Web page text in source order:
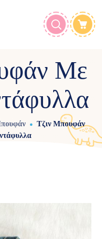
Με
Τζιν Μπουφάν